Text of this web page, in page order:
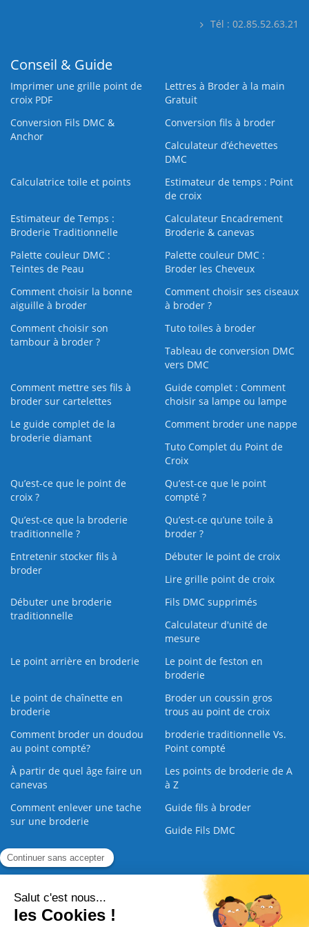
Tél : 02.85.52.63.21
Conseil & Guide
Imprimer une grille point de
croix PDF
Lettres à Broder à la main
Gratuit
Conversion Fils DMC &
Anchor
Conversion fils à broder
Calculateur d’échevettes
DMC
Calculatrice toile et points
Estimateur de temps : Point
de croix
Estimateur de Temps :
Broderie Traditionnelle
Calculateur Encadrement
Broderie & canevas
Palette couleur DMC :
Teintes de Peau
Palette couleur DMC :
Broder les Cheveux
Comment choisir la bonne
aiguille à broder
Comment choisir ses ciseaux
à broder ?
Comment choisir son
tambour à broder ?
Tuto toiles à broder
Tableau de conversion DMC
vers DMC
Comment mettre ses fils à
broder sur cartelettes
Guide complet : Comment
choisir sa lampe ou lampe
Le guide complet de la
broderie diamant
Comment broder une nappe
Tuto Complet du Point de
Croix
Qu’est-ce que le point de
croix ?
Qu’est-ce que le point
compté ?
Qu’est-ce que la broderie
traditionnelle ?
Qu’est‑ce qu’une toile à
broder ?
Entretenir stocker fils à
broder
Débuter le point de croix
Lire grille point de croix
Débuter une broderie
traditionnelle
Fils DMC supprimés
Calculateur d'unité de
mesure
Le point arrière en broderie
Le point de feston en
broderie
Le point de chaînette en
broderie
Broder un coussin gros
trous au point de croix
Comment broder un doudou
au point compté?
broderie traditionnelle Vs.
Point compté
À partir de quel âge faire un
canevas
Les points de broderie de A
à Z
Comment enlever une tache
sur une broderie
Guide fils à broder
Guide Fils DMC
Guide de la Broderie